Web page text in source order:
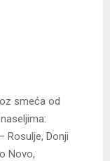
smeća od
Rosulje, Donji
Novo,